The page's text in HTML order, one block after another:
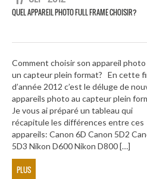
QUEL APPAREIL PHOTO FULL FRAME CHOISIR?
Comment choisir son appareil photo
un capteur plein format? En cette
d’année 2012 c’est le déluge de
appareils photo au capteur plein
Je vous ai préparé un tableau qui
récapitule les différences entre ces
appareils: Canon 6D Canon 5D2
5D3 Nikon D600 Nikon D800 […]
PLUS